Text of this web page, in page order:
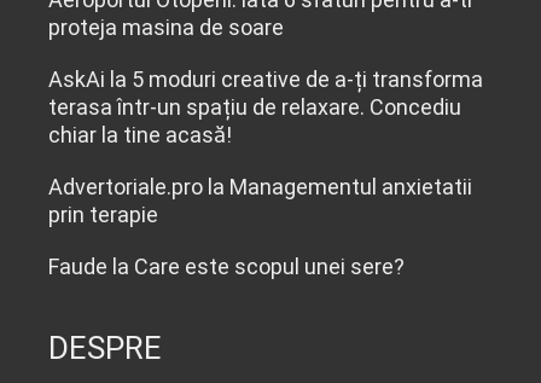
proteja masina de soare
AskAi la 5 moduri creative de a-ți transforma
terasa într-un spațiu de relaxare. Concediu
chiar la tine acasă!
Advertoriale.pro la Managementul anxietatii
prin terapie
Faude la Care este scopul unei sere?
DESPRE